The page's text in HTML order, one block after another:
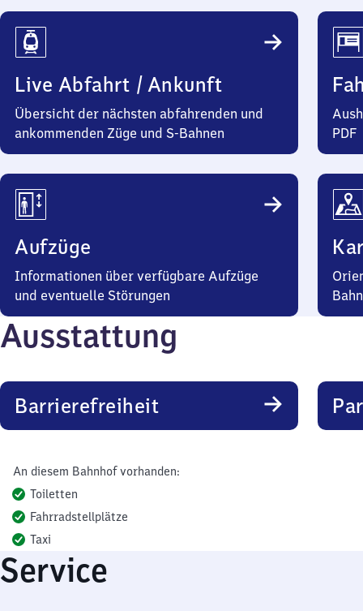
Reiseinfos
Live Abfahrt / Ankunft
Übersicht der nächsten abfahrenden und
ankommenden Züge und S-Bahnen
PDF
Aufzüge
Informationen über verfügbare Aufzüge
und eventuelle Störungen
Ausstattung
Barrierefreiheit
An diesem Bahnhof vorhanden:
Toiletten
Fahrradstellplätze
Taxi
Service